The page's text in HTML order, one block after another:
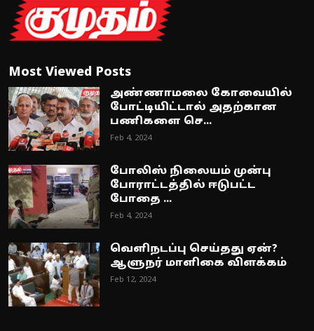
Most Viewed Posts
அண்ணாமலை கோவையில்
போட்டியிட்டால் அதற்கான
பணிகளை செ...
Feb 4, 2024
போலிஸ் நிலையம் முன்பு
போராட்டத்தில் ஈடுபட்ட
போதை ...
Feb 4, 2024
வெளிநடப்பு செய்தது ஏன்?
ஆளுநர் மாளிகை விளக்கம்
Feb 12, 2024